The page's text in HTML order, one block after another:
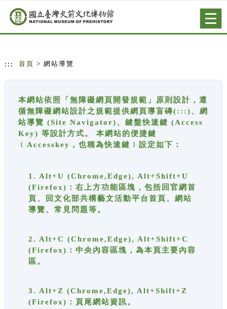
跳到主要內容
網站導覽
::: 首頁 > 網站導覽
本網站依照「無障礙網頁開發規範」原則設計，遵
循無障礙網站設計之規範提供網頁導盲磚(:::)、網
站導覽 (Site Navigator)、鍵盤快速鍵 (Access
Key) 等設計方式。 本網站的便捷鍵
﹝Accesskey，也稱為快速鍵﹞設定如下：
1. Alt+U (Chrome,Edge), Alt+Shift+U
(Firefox)：右上方功能區塊，包括回官網首
頁、回文化部共構藝文活動平台首頁、網站
導覽、常見問題等。
2. Alt+C (Chrome,Edge), Alt+Shift+C
(Firefox)：中央內容區塊，為本頁主要內容
區。
3. Alt+Z (Chrome,Edge), Alt+Shift+Z
(Firefox)：頁尾網站資訊。